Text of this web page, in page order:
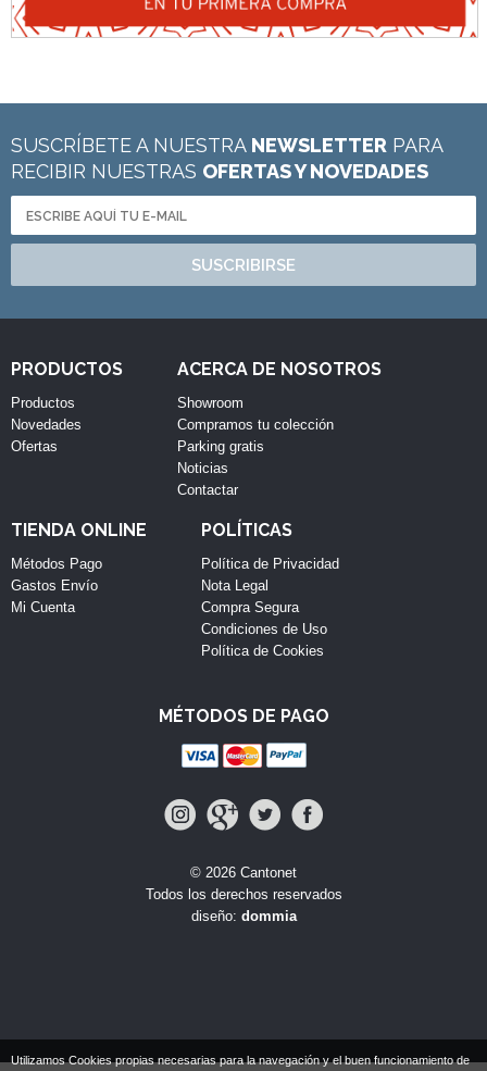
SUSCRÍBETE A NUESTRA NEWSLETTER PARA
RECIBIR NUESTRAS OFERTAS Y NOVEDADES
SUSCRIBIRSE
PRODUCTOS
Productos
Novedades
Ofertas
ACERCA DE NOSOTROS
Showroom
Compramos tu colección
Parking gratis
Noticias
Contactar
TIENDA ONLINE
Métodos Pago
Gastos Envío
Mi Cuenta
POLÍTICAS
Política de Privacidad
Nota Legal
Compra Segura
Condiciones de Uso
Política de Cookies
MÉTODOS DE PAGO
© 2026 Cantonet
Todos los derechos reservados
diseño: dommia
Utilizamos Cookies propias necesarias para la navegación y el buen funcionamiento de